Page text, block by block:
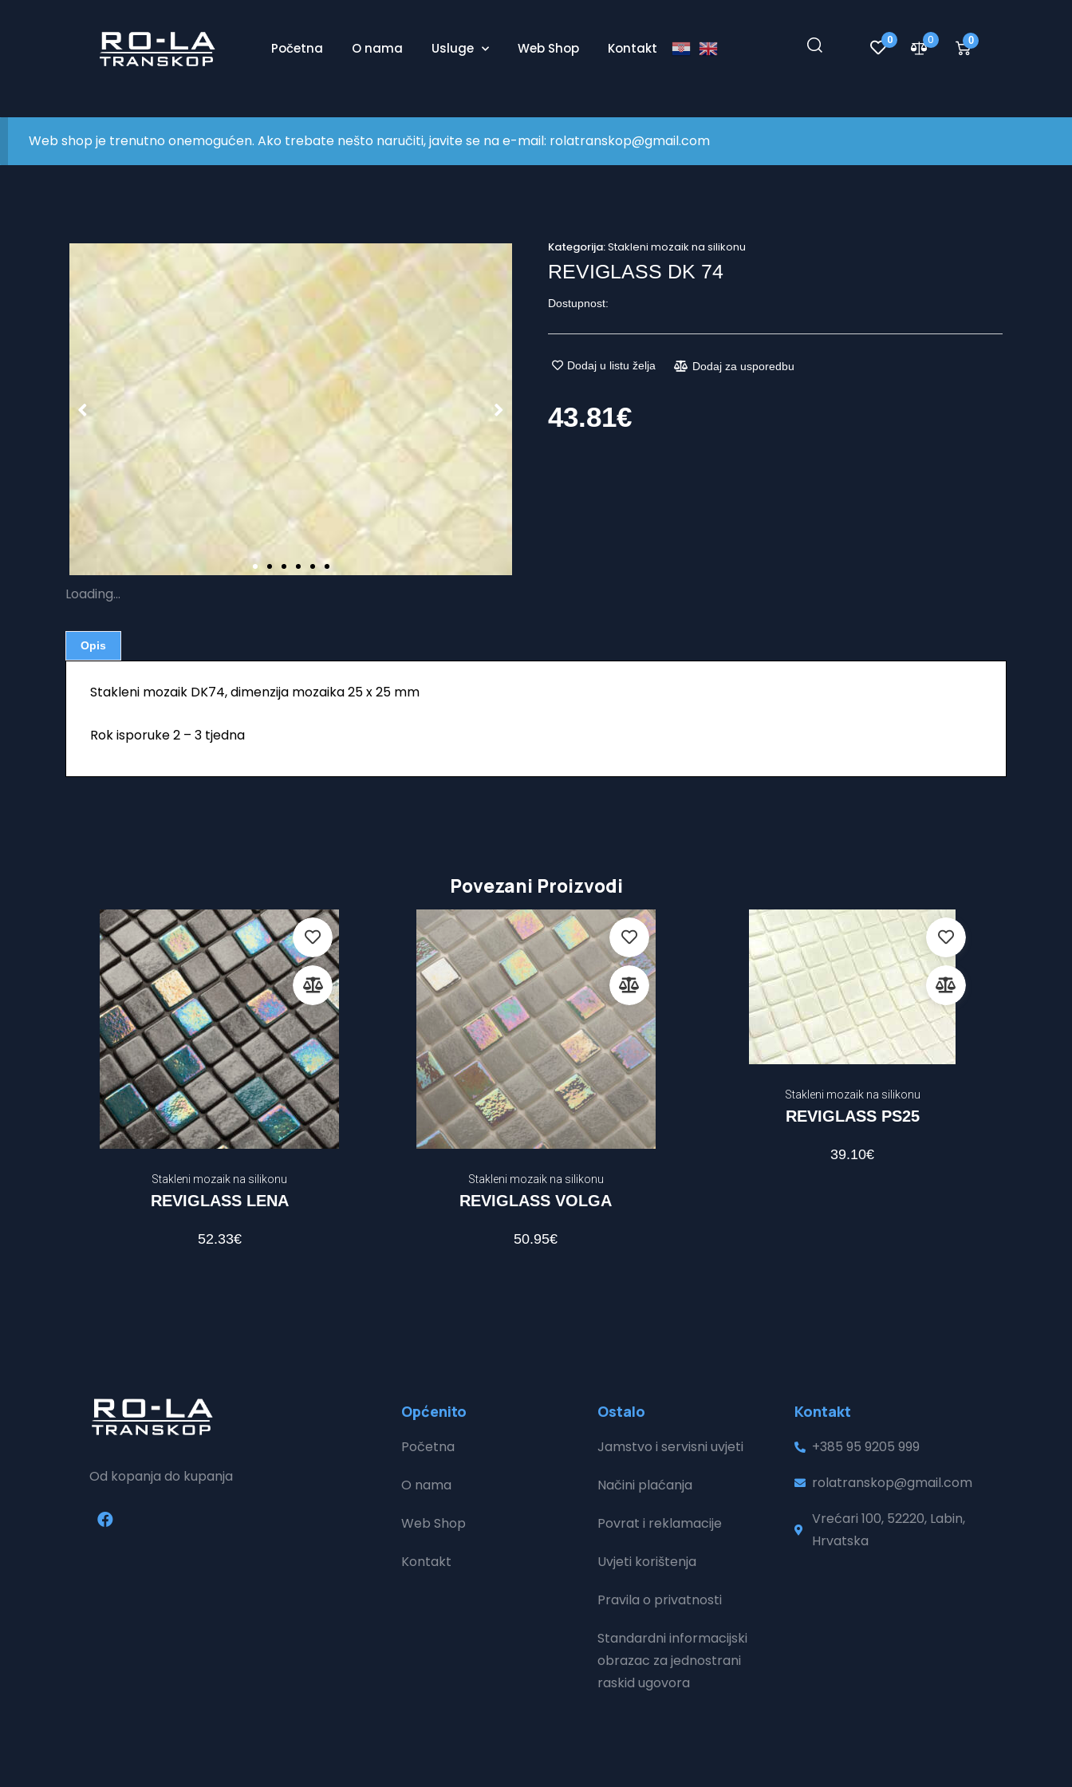
Početna O nama Usluge Web Shop Kontakt 0 0 0
Web shop je trenutno onemogućen. Ako trebate nešto naručiti, javite se na e-mail: rolatranskop@gmail.com
Kategorija:Stakleni mozaik na silikonu
REVIGLASS DK 74
Dostupnost:
Dodaj u listu želja Dodaj za usporedbu
43.81€
Loading...
Opis
Stakleni mozaik DK74, dimenzija mozaika 25 x 25 mm
Rok isporuke 2 – 3 tjedna
Povezani Proizvodi
Stakleni mozaik na silikonu
REVIGLASS LENA
52.33€
Stakleni mozaik na silikonu
REVIGLASS VOLGA
50.95€
Stakleni mozaik na silikonu
REVIGLASS PS25
39.10€
Od kopanja do kupanja
Općenito
Početna
O nama
Web Shop
Kontakt
Ostalo
Jamstvo i servisni uvjeti
Načini plaćanja
Povrat i reklamacije
Uvjeti korištenja
Pravila o privatnosti
Standardni informacijski
obrazac za jednostrani
raskid ugovora
Kontakt
+385 95 9205 999
rolatranskop@gmail.com
Vrećari 100, 52220, Labin,
Hrvatska